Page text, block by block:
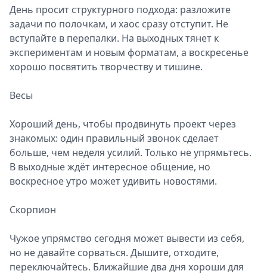
День просит структурного подхода: разложите
задачи по полочкам, и хаос сразу отступит. Не
вступайте в перепалки. На выходных тянет к
экспериментам и новым форматам, а воскресенье
хорошо посвятить творчеству и тишине.
Весы
Хороший день, чтобы продвинуть проект через
знакомых: один правильный звонок сделает
больше, чем неделя усилий. Только не упрямьтесь.
В выходные ждёт интересное общение, но
воскресное утро может удивить новостями.
Скорпион
Чужое упрямство сегодня может вывести из себя,
но не давайте сорваться. Дышите, отходите,
переключайтесь. Ближайшие два дня хороши для